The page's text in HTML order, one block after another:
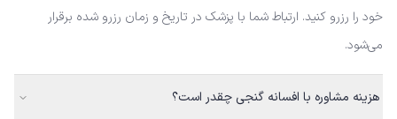
خود را رزرو کنید. ارتباط شما با پزشک در تاریخ و زمان رزرو شده برقرار
می‌شود.
هزینه مشاوره با افسانه گنجی چقدر است؟